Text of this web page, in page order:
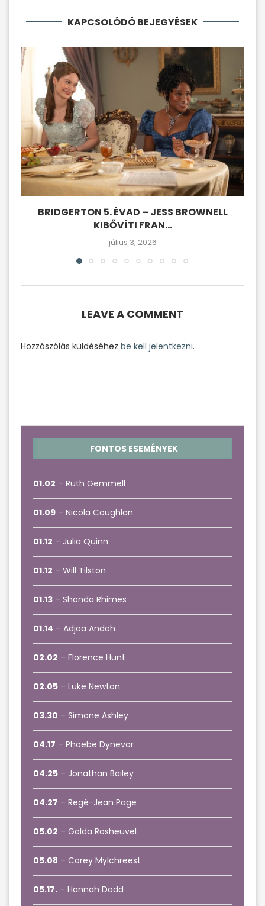
KAPCSOLÓDÓ BEJEGYÉSEK
BRIDGERTON 5. ÉVAD – JESS BROWNELL
KIBŐVÍTI FRAN...
július 3, 2026
LEAVE A COMMENT
Hozzászólás küldéséhez be kell jelentkezni.
FONTOS ESEMÉNYEK
01.02 – Ruth Gemmell
01.09 – Nicola Coughlan
01.12 – Julia Quinn
01.12 – Will Tilston
01.13 – Shonda Rhimes
01.14 – Adjoa Andoh
02.02 – Florence Hunt
02.05 – Luke Newton
03.30 – Simone Ashley
04.17 – Phoebe Dynevor
04.25 – Jonathan Bailey
04.27 – Regé-Jean Page
05.02 – Golda Rosheuvel
05.08 – Corey MyIchreest
05.17. – Hannah Dodd